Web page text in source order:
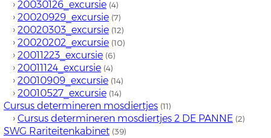
› 20030126_excursie (4)
› 20020929_excursie (7)
› 20020303_excursie (12)
› 20020202_excursie (10)
› 20011223_excursie (6)
› 20011124_excursie (4)
› 20010909_excursie (14)
› 20010527_excursie (14)
Cursus determineren mosdiertjes (11)
› Cursus determineren mosdiertjes 2 DE PANNE (2)
SWG Rariteitenkabinet (39)